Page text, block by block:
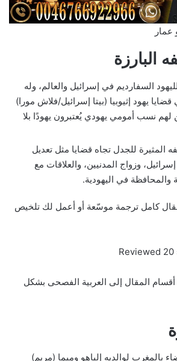
عمار
البارزة
السفارديم في إسرائيل والعالم، وله
يهود إثيوبيا (بيتا إسرائيل/فلاش مورا)
نسب أمومي يهودي يُعتبرون يهودًا بلا
المثيرة للجدل تجاه قضايا مثل تعديل
وزواج المدنيين، والعلاقات مع
والمحافظة في اليهودية.
كامل ترجمة موسّعة أو أعمل لك تلخيص
المقال إلى العربية الفصحى بشكل
بالمغرب لوالديه إلياهو وميما (مريم)